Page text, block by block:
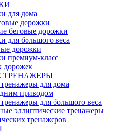
для дома
дорожки
беговые дорожки
для большого веса
дорожки
премиум-класс
дорожек
ТРЕНАЖЕРЫ
для дома
приводом
для большого веса
эллиптические тренажеры
тренажеров